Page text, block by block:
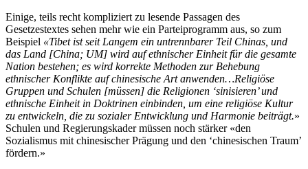
Einige, teils recht kompliziert zu lesende Passagen des
Gesetzestextes sehen mehr wie ein Parteiprogramm aus, so zum
Beispiel «Tibet ist seit Langem ein untrennbarer Teil Chinas, und
das Land [China; UM] wird auf ethnischer Einheit für die gesamte
Nation bestehen; es wird korrekte Methoden zur Behebung
ethnischer Konflikte auf chinesische Art anwenden…Religiöse
Gruppen und Schulen [müssen] die Religionen ‘sinisieren’ und
ethnische Einheit in Doktrinen einbinden, um eine religiöse Kultur
zu entwickeln, die zu sozialer Entwicklung und Harmonie beiträgt.»
Schulen und Regierungskader müssen noch stärker «den
Sozialismus mit chinesischer Prägung und den ‘chinesischen Traum’
fördern.»